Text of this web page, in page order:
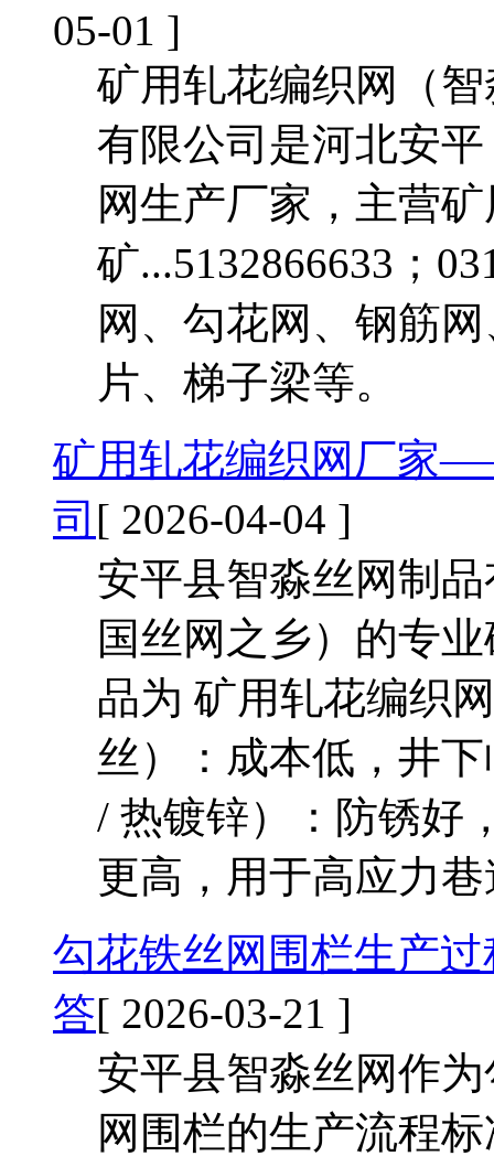
05-01 ]
矿用轧花编织网（
有限公司是河北安
网生产厂家，主营
矿...5132866633；
网、勾花网、钢筋
片、梯子梁等。
矿用轧花编织网厂家
司 [ 2026-04-04 ]
安平县智淼丝网制
国丝网之乡）的专
品为 矿用轧花编织
丝）：成本低，井
/ 热镀锌）：防锈好
更高，用于高应力巷
勾花铁丝网围栏生产
答[ 2026-03-21 ]
安平县智淼丝网作
网围栏的生产流程